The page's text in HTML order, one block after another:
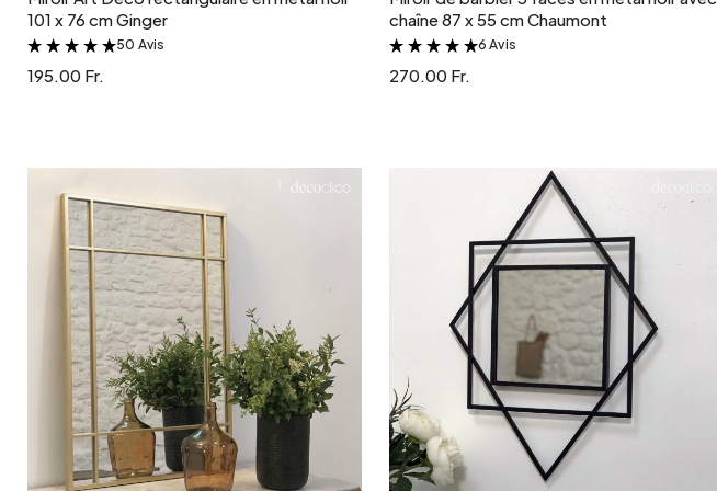
101 x 76 cm Ginger
&
50 Avis
195.00 Fr.
chaîne 87 x 55 cm Chaumont
&
6 Avis
270.00 Fr.
Ajouter au panier Ajouter au panier